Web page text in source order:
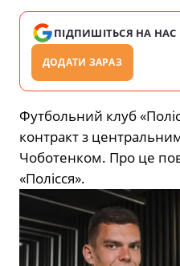
ПІДПИШІТЬСЯ НА НАС
ДОДАТИ ЗАРАЗ
Футбольний клуб
контракт з
Чоботенком. Про це
«Полісся».